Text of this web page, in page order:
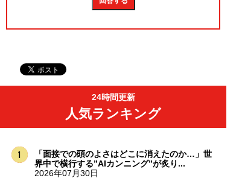
24時間更新
人気ランキング
「面接での頭のよさはどこに消えたのか…」世
界中で横行する”AIカンニング”が炙り...
2026年07月30日